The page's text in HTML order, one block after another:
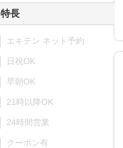
特長
エキテン ネット予約
日祝OK
早朝OK
21時以降OK
24時間営業
クーポン有